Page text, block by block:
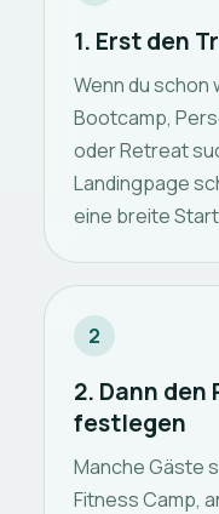
1. Erst den
Wenn du schon
Bootcamp,
oder Retreat
Landingpage
eine breite
2
2. Dann den
festlegen
Manche Gäste
Fitness Camp,